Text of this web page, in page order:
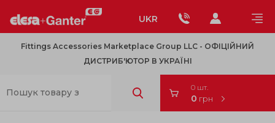
UKR
Fittings Accessories Marketplace Group LLC - OФІЦІЙНИЙ
ДИСТРИБ'ЮТОР В УКРАЇНІ
0 шт.
0 грн